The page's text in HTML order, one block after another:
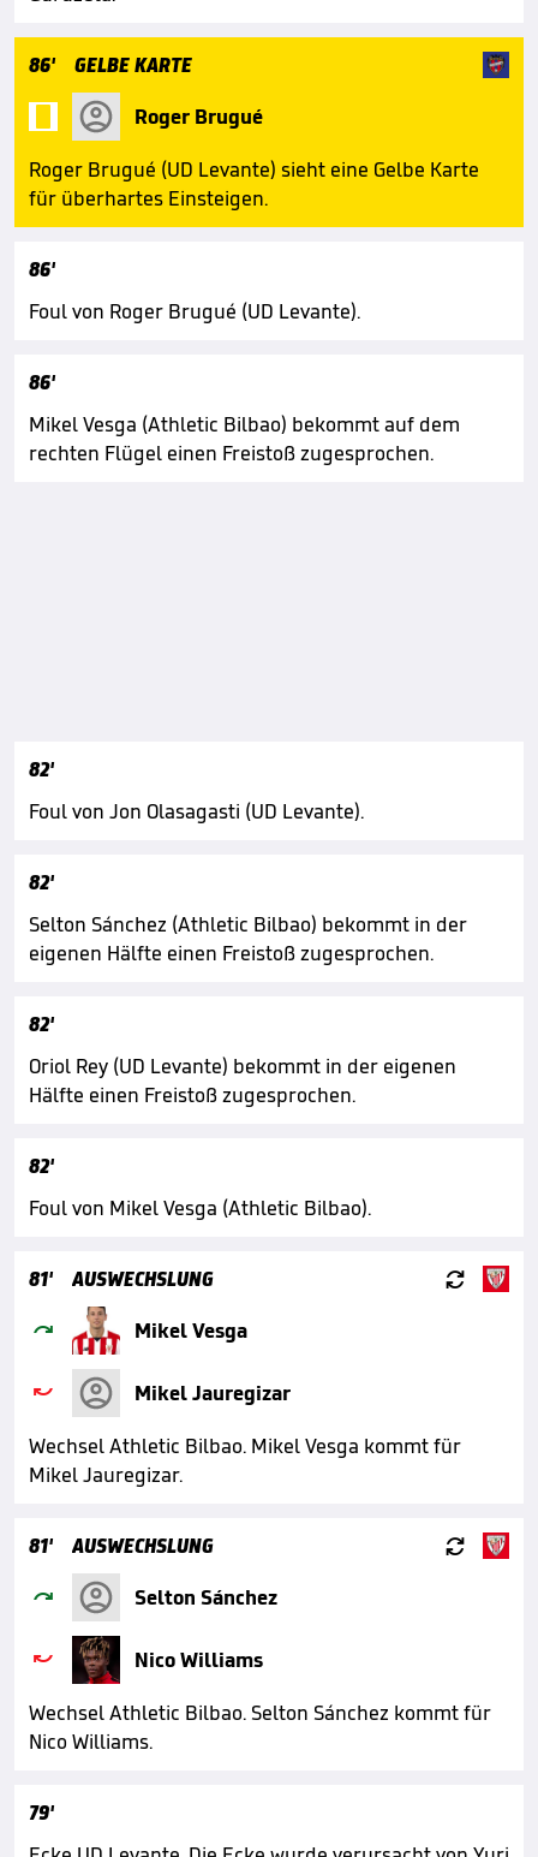
86' GELBE KARTE
Roger Brugué
Roger Brugué (UD Levante) sieht eine Gelbe Karte
für überhartes Einsteigen.
86'
Foul von Roger Brugué (UD Levante).
86'
Mikel Vesga (Athletic Bilbao) bekommt auf dem
rechten Flügel einen Freistoß zugesprochen.
82'
Foul von Jon Olasagasti (UD Levante).
82'
Selton Sánchez (Athletic Bilbao) bekommt in der
eigenen Hälfte einen Freistoß zugesprochen.
82'
Oriol Rey (UD Levante) bekommt in der eigenen
Hälfte einen Freistoß zugesprochen.
82'
Foul von Mikel Vesga (Athletic Bilbao).
81' AUSWECHSLUNG 
 Mikel Vesga

Mikel Jauregizar
Wechsel Athletic Bilbao. Mikel Vesga kommt für
Mikel Jauregizar.
81' AUSWECHSLUNG 
 Selton Sánchez

Nico Williams
Wechsel Athletic Bilbao. Selton Sánchez kommt für
Nico Williams.
79'